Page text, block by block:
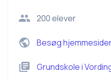
200elever
Besøg
Grundskolei